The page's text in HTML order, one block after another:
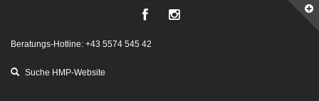
Beratungs-Hotline: +43 5574 545 42